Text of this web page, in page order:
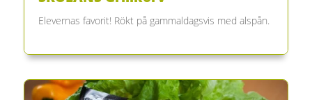
Elevernas favorit! Rökt på gammaldagsvis med alspån.